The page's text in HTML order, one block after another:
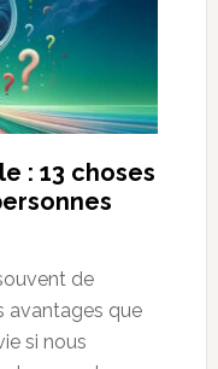
: 13 choses
de
avantages que
si nous